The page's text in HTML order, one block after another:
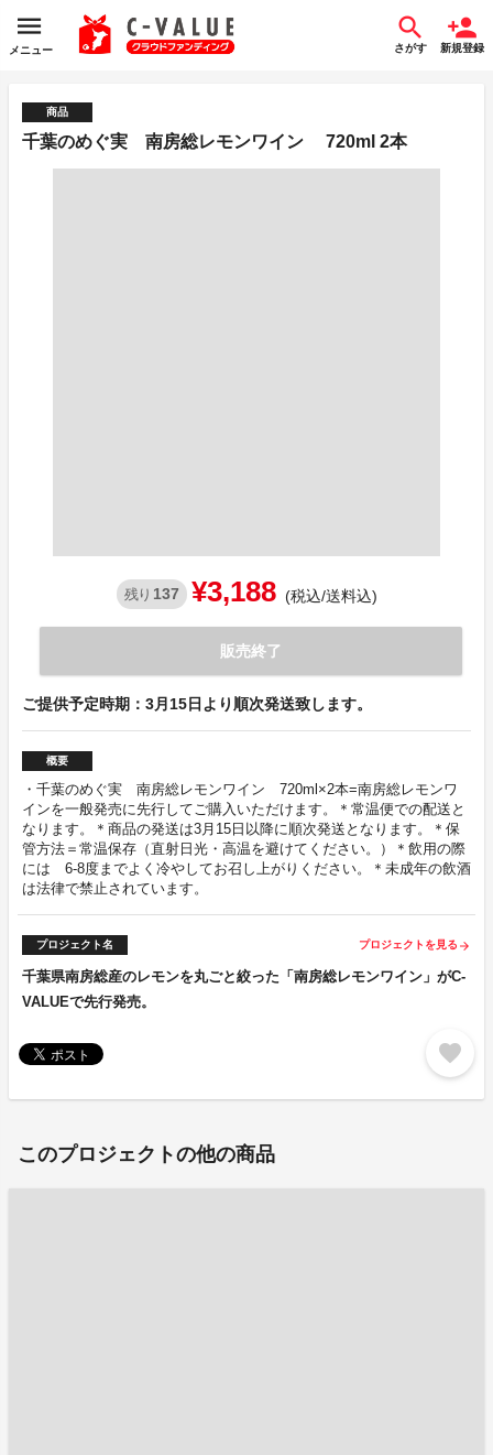
メニュー さがす 新規登録
商品
千葉のめぐ実 南房総レモンワイン 720ml 2本
残り 137 ¥3,188 (税込/送料込)
販売終了
ご提供予定時期：3月15日より順次発送致します。
概要
・千葉のめぐ実 南房総レモンワイン 720ml×2本=南房総レモンワ
インを一般発売に先行してご購入いただけます。＊常温便での配送と
なります。＊商品の発送は3月15日以降に順次発送となります。＊保
管方法＝常温保存（直射日光・高温を避けてください。）＊飲用の際
には 6-8度までよく冷やしてお召し上がりください。＊未成年の飲酒
は法律で禁止されています。
プロジェクト名 プロジェクトを見る arrow_forward
千葉県南房総産のレモンを丸ごと絞った「南房総レモンワイン」がC-
VALUEで先行発売。
favorite
このプロジェクトの他の商品